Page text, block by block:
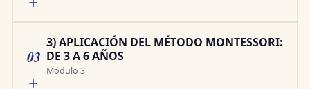
03
3) APLICACIÓN DEL MÉTODO MONTESSORI:
DE 3 A 6 AÑOS
Módulo 3